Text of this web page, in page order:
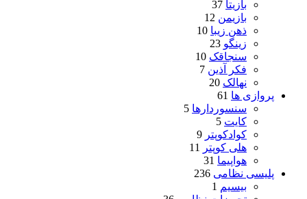
بازیتا 37
بازیمن 12
ذهن زیبا 10
زینگو 23
سنجاقک 10
فکر آذین 7
نهالک 20
پروازی ها 61
سنسوردارها 5
کایت 5
کوادکوپتر 9
هلی کوپتر
11
هواپیما 31
پلیسی نظامی 236
بیسیم 1